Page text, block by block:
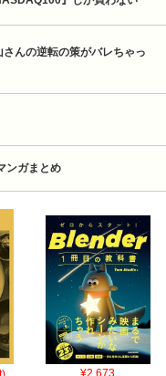
んの逆転の策がバレちゃっ
ンガまとめ